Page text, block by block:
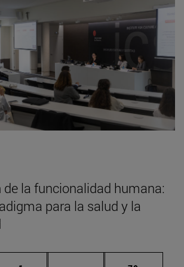
de la funcionalidad humana:
para la salud y la